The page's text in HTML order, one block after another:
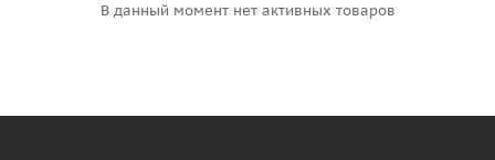
В данный момент нет активных товаров